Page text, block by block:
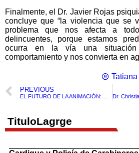
Finalmente, el Dr. Javier Rojas
concluye que “la violencia que se
problema que nos afecta a
delincuentes, porque estamos
ocurra en la vía una situación
comportamiento y nos convierta en
Tatiana
PREVIOUS
TituloLagrge